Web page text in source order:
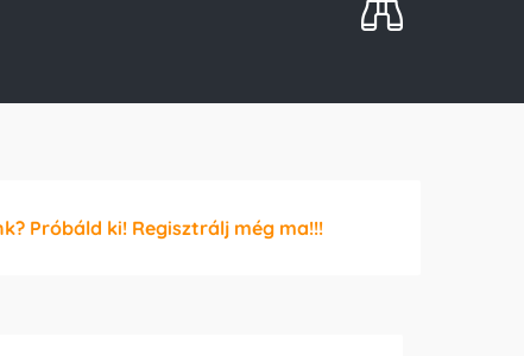
Próbáld ki! Regisztrálj még ma!!!